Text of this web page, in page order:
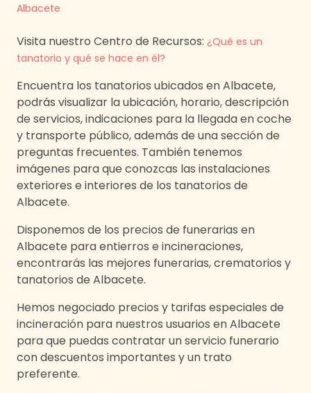
Albacete
Visita nuestro Centro de Recursos: ¿Qué es un
tanatorio y qué se hace en él?
Encuentra los tanatorios ubicados enAlbacete,
podrás visualizar la ubicación, horario, descripción
de servicios, indicaciones para la llegada en coche
y transporte público, además de una sección de
preguntas frecuentes. También tenemos
imágenes para que conozcas las instalaciones
exteriores e interiores de los tanatorios de
Albacete.
Disponemos de los precios de funerarias en
Albacete para entierros e incineraciones,
encontrarás las mejores funerarias, crematorios y
tanatorios de Albacete.
Hemos negociado precios y tarifas especiales de
incineración para nuestros usuarios enAlbacete
para que puedas contratar un servicio funerario
con descuentos importantes y un trato
preferente.